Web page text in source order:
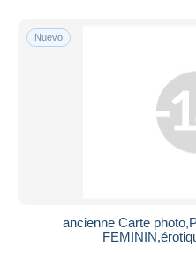
Nuevo
ancienne Carte